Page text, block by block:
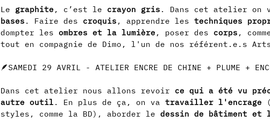
Le graphite, c’est le crayon gris . Dans cet atelier on
bases . Faire des croquis , apprendre les techniques
dompter les ombres et la lumière, poser des corps ,
tout en compagnie de Dimo, l'un de nos référent.e.s
Dans cet atelier nous allons revoir ce qui a été vu
autre outil . En plus de ça, on va travailler l'encrage
styles, comme la BD), aborder le dessin de bâtiment et